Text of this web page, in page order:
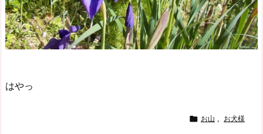
はやっ
 お山 , お犬様